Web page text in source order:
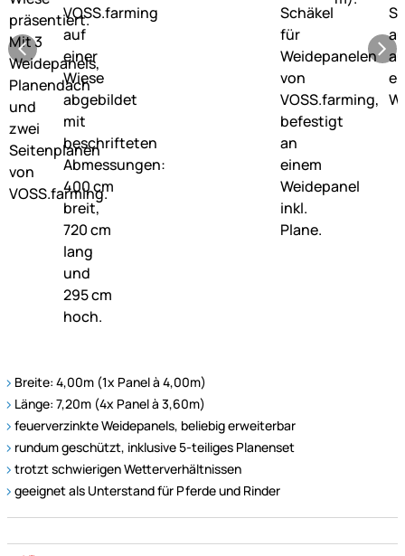
Breite: 4,00m (1x Panel à 4,00m)
Länge: 7,20m (4x Panel à 3,60m)
feuerverzinkte Weidepanels, beliebig erweiterbar
rundum geschützt, inklusive 5-teiliges Planenset
trotzt schwierigen Wetterverhältnissen
geeignet als Unterstand für Pferde und Rinder